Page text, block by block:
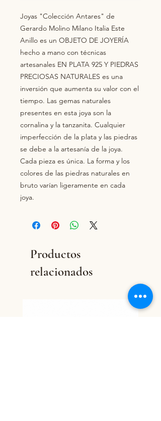
Joyas "Colección Antares" de
Gerardo Molino Milano Italia Este
Anillo es un OBJETO DE JOYERÍA
hecho a mano con técnicas
artesanales EN PLATA 925 Y PIEDRAS
PRECIOSAS NATURALES es una
inversión que aumenta su valor con el
tiempo. Las gemas naturales
presentes en esta joya son la
cornalina y la tanzanita. Cualquier
imperfección de la plata y las piedras
se debe a la artesanía de la joya.
Cada pieza es única. La forma y los
colores de las piedras naturales en
bruto varían ligeramente en cada
joya.
Productos
relacionados